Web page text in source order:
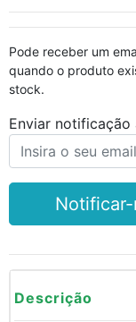
Pode receber um
quando o produto
stock.
Enviar notificação
Notificar-
Descrição